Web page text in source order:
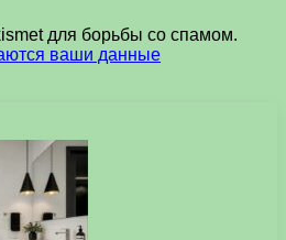
для борьбы со спамом.
ваши данные